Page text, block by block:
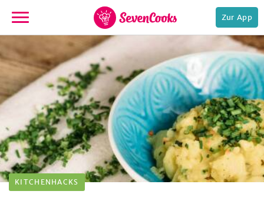
zur
Startseite
Zur App
KITCHENHACKS